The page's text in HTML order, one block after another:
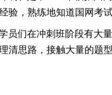
验，熟练地知道国网考
员们在冲刺班阶段有大
清思路，接触大量的题